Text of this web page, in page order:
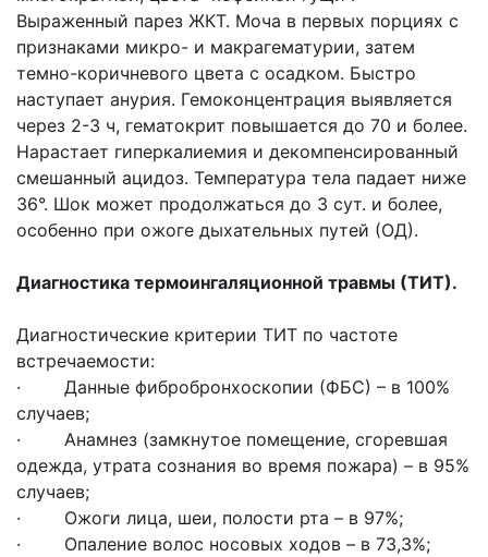
Выраженный парез ЖКТ. Моча в первых порциях с
признаками микро- и макрагематурии, затем
темно-коричневого цвета с осадком. Быстро
наступает анурия. Гемоконцентрация выявляется
через 2-3 ч, гематокрит повышается до 70 и более.
Нарастает гиперкалиемия и декомпенсированный
смешанный ацидоз. Температура тела падает ниже
36°. Шок может продолжаться до 3 сут. и более,
особенно при ожоге дыхательных путей (ОД).
Диагностика термоингаляционной травмы (ТИТ).
Диагностические критерии ТИТ по частоте
встречаемости:
· Данные фибробронхоскопии (ФБС) – в 100%
случаев;
· Анамнез (замкнутое помещение, сгоревшая
одежда, утрата сознания во время пожара) – в 95%
случаев;
· Ожоги лица, шеи, полости рта – в 97%;
· Опаление волос носовых ходов – в 73,3%;